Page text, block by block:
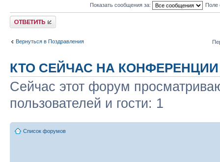
Показать сообщения за: Поле
Ответить
Вернуться в Поздравления
КТО СЕЙЧАС НА КОНФЕРЕНЦИИ
Сейчас этот форум
пользователей и гости: 1
Список форумов